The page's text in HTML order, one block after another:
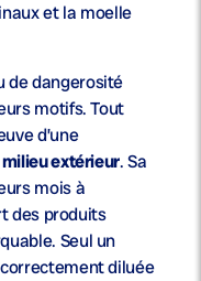
et la moelle
de dangerosité
motifs. Tout
d’une
extérieur. Sa
mois à
des produits
Seul un
diluée